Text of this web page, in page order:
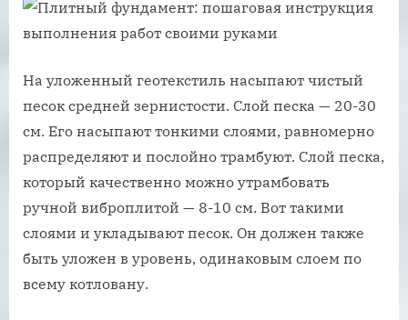
На уложенный геотекстиль насыпают чистый
песок средней зернистости. Слой песка — 20-30
см. Его насыпают тонкими слоями, равномерно
распределяют и послойно трамбуют. Слой песка,
который качественно можно утрамбовать
ручной виброплитой — 8-10 см. Вот такими
слоями и укладывают песок. Он должен также
быть уложен в уровень, одинаковым слоем по
всему котловану.